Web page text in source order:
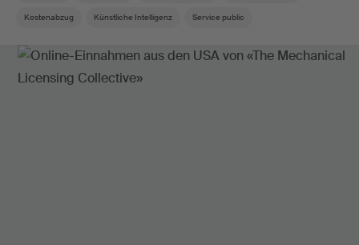
Kostenabzug Künstliche Intelligenz Service public